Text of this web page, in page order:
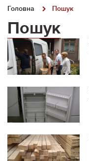
Головна Пошук
Пошук